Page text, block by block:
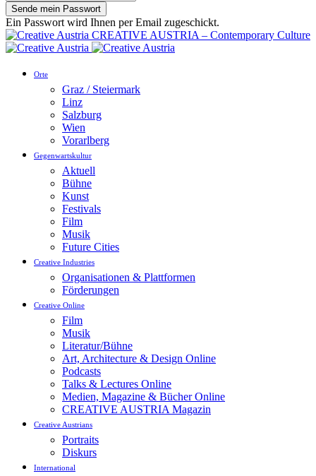
Ein Passwort wird Ihnen per Email zugeschickt.
CREATIVE AUSTRIA – Contemporary Culture
Orte
Graz / Steiermark
Linz
Salzburg
Wien
Vorarlberg
Gegenwartskultur
Aktuell
Bühne
Kunst
Festivals
Film
Musik
Future Cities
Creative Industries
Organisationen & Plattformen
Förderungen
Creative Online
Film
Musik
Literatur/Bühne
Art, Architecture & Design Online
Podcasts
Talks & Lectures Online
Medien, Magazine & Bücher Online
CREATIVE AUSTRIA Magazin
Creative Austrians
Portraits
Diskurs
International